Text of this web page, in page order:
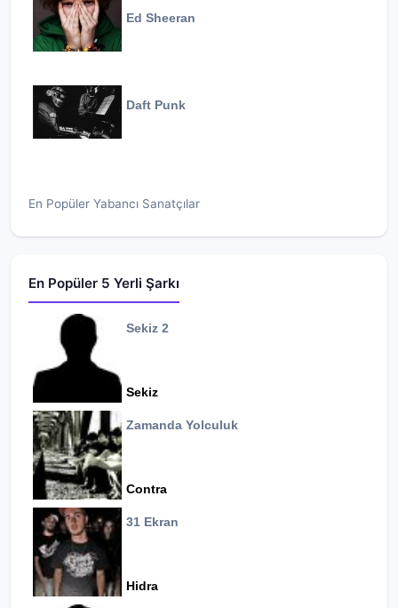
Ed Sheeran
Daft Punk
En Popüler Yabancı Sanatçılar
En Popüler 5 Yerli Şarkı
Sekiz 2
Sekiz
Zamanda Yolculuk
Contra
31 Ekran
Hidra